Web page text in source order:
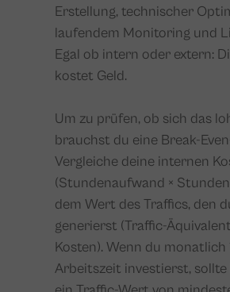
Erstellung, technischer
laufendem Monitoring und
Egal ob intern oder extern:
kostet Geld.
Um zu prüfen, ob sich das
brauchst du eine Break-
Vergleiche deine internen
(Stundenaufwand ×
dem Wert des Traffics, den
generierst (Traffic-
Kosten). Wenn du monatlich
Arbeitszeit investierst,